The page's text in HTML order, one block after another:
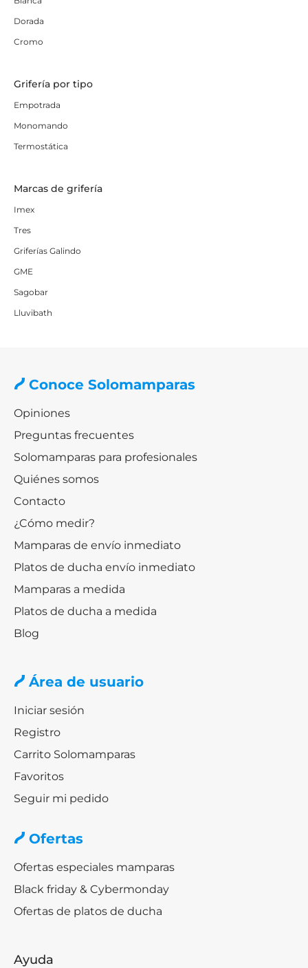
Dorada
Cromo
Grifería por tipo
Empotrada
Monomando
Termostática
Marcas de grifería
Imex
Tres
Griferías Galindo
GME
Sagobar
Lluvibath
Conoce Solomamparas
Opiniones
Preguntas frecuentes
Solomamparas para profesionales
Quiénes somos
Contacto
¿Cómo medir?
Mamparas de envío inmediato
Platos de ducha envío inmediato
Mamparas a medida
Platos de ducha a medida
Blog
Área de usuario
Iniciar sesión
Registro
Carrito Solomamparas
Favoritos
Seguir mi pedido
Ofertas
Ofertas especiales mamparas
Black friday & Cybermonday
Ofertas de platos de ducha
Ayuda